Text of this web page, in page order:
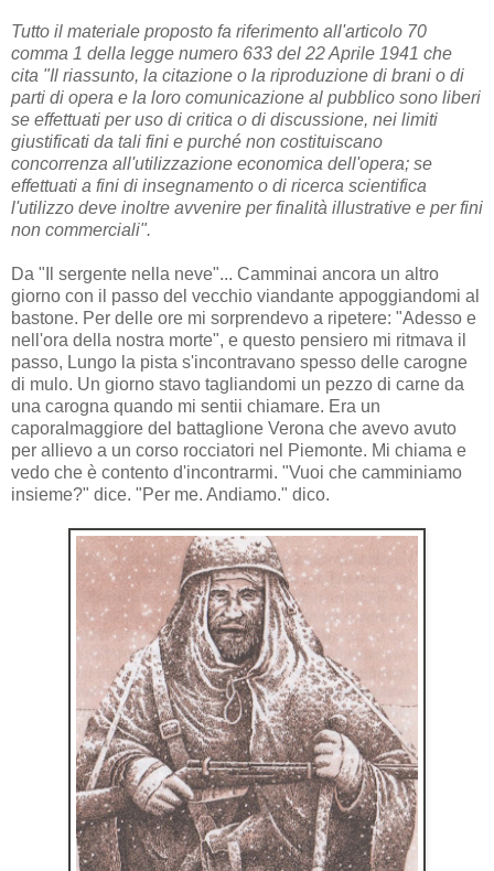
Tutto il materiale proposto fa riferimento all'articolo 70
comma 1 della legge numero 633 del 22 Aprile 1941 che
cita "Il riassunto, la citazione o la riproduzione di brani o di
parti di opera e la loro comunicazione al pubblico sono liberi
se effettuati per uso di critica o di discussione, nei limiti
giustificati da tali fini e purché non costituiscano
concorrenza all'utilizzazione economica dell'opera; se
effettuati a fini di insegnamento o di ricerca scientifica
l'utilizzo deve inoltre avvenire per finalità illustrative e per fini
non commerciali".
Da "Il sergente nella neve"... Camminai ancora un altro
giorno con il passo del vecchio viandante appoggiandomi al
bastone. Per delle ore mi sorprendevo a ripetere: "Adesso e
nell'ora della nostra morte", e questo pensiero mi ritmava il
passo, Lungo la pista s'incontravano spesso delle carogne
di mulo. Un giorno stavo tagliandomi un pezzo di carne da
una carogna quando mi sentii chiamare. Era un
caporalmaggiore del battaglione Verona che avevo avuto
per allievo a un corso rocciatori nel Piemonte. Mi chiama e
vedo che è contento d'incontrarmi. "Vuoi che camminiamo
insieme?" dice. "Per me. Andiamo." dico.